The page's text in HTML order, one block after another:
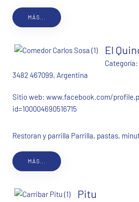
MÁS...
El
Categoría:
3482 467099, Argentina
Sitio web: www.facebook.com/
id=100004690516715
Restoran y parrilla Parrilla, pastas,
MÁS...
Pitu